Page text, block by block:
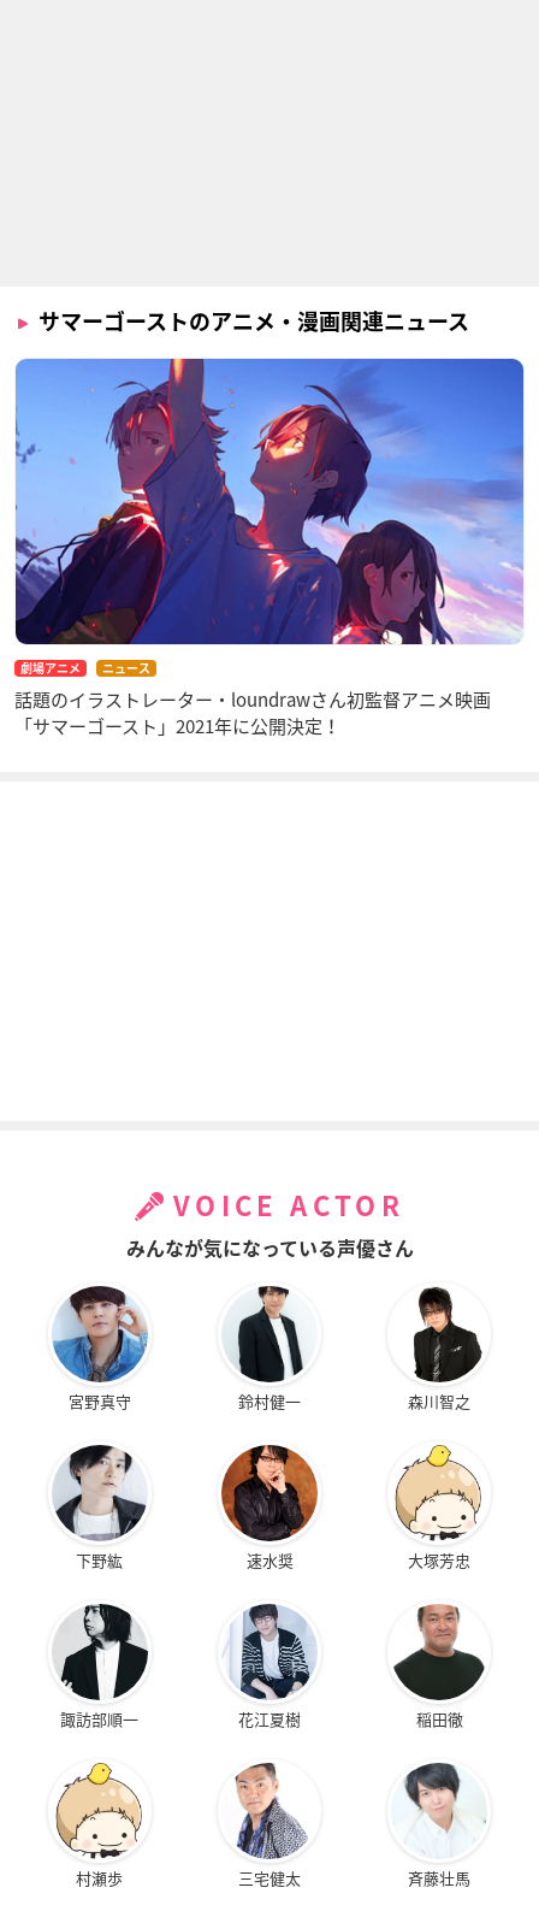
サマーゴーストのアニメ・漫画関連ニュース
劇場アニメ ニュース
話題のイラストレーター・loundrawさん初監督アニメ映画
「サマーゴースト」2021年に公開決定！
VOICE ACTOR
みんなが気になっている声優さん
宮野真守 鈴村健一 森川智之
下野紘 速水奨 大塚芳忠
諏訪部順一 花江夏樹 稲田徹
村瀬歩 三宅健太 斉藤壮馬